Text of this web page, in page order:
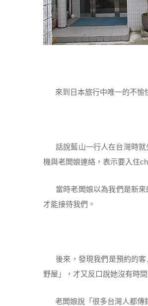
來到日本旅行中唯一的不愉
話說藍山一行人在台灣時就
機與老闆娘連絡，表示要入住
當時老闆娘以為我們是新來
才能接待我們。
後來，發現我們是預約的客
野屋」，才又反口說她沒有時
老闆娘說「很多台灣人都傳